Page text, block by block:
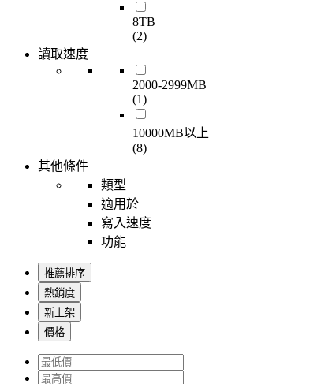
8TB
(2)
讀取速度
2000-2999MB
(1)
10000MB以上
(8)
其他條件
類型
適用於
寫入速度
功能
推薦排序
熱銷度
新上架
價格